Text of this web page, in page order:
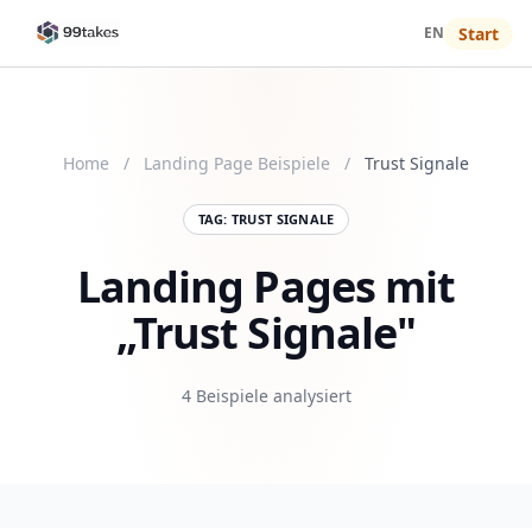
EN Start
Home / Landing Page Beispiele / Trust Signale
TAG: TRUST SIGNALE
Landing Pages mit
„Trust Signale"
4 Beispiele analysiert